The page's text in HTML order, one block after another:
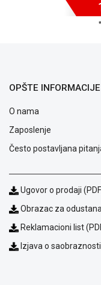
Blog
plaćanja
Podrška
Opšti
poslovanja
Saobraznost
reklamacije
Usluge
kvara
OPŠTE INFORMACIJE
O nama
Zaposlenje
Često postavljana
Ugovor o prodaji
Obrazac za
Reklamacioni list
Izjava o